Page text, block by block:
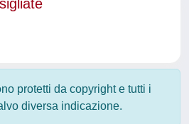
protetti da copyright e tutti i
diversa indicazione.